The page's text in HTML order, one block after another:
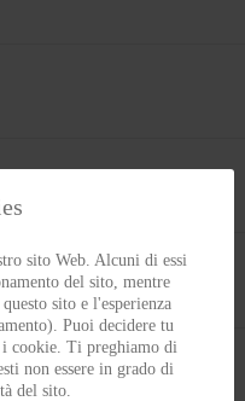
sito Web. Alcuni di essi
del sito, mentre
sito e l'esperienza
Puoi decidere tu
i cookie. Ti preghiamo di
non essere in grado di
del sito.